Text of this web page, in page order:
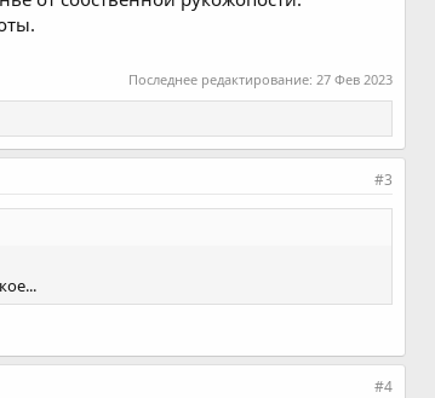
Последнее редактирование: 27 Фев 2023
#3
#4